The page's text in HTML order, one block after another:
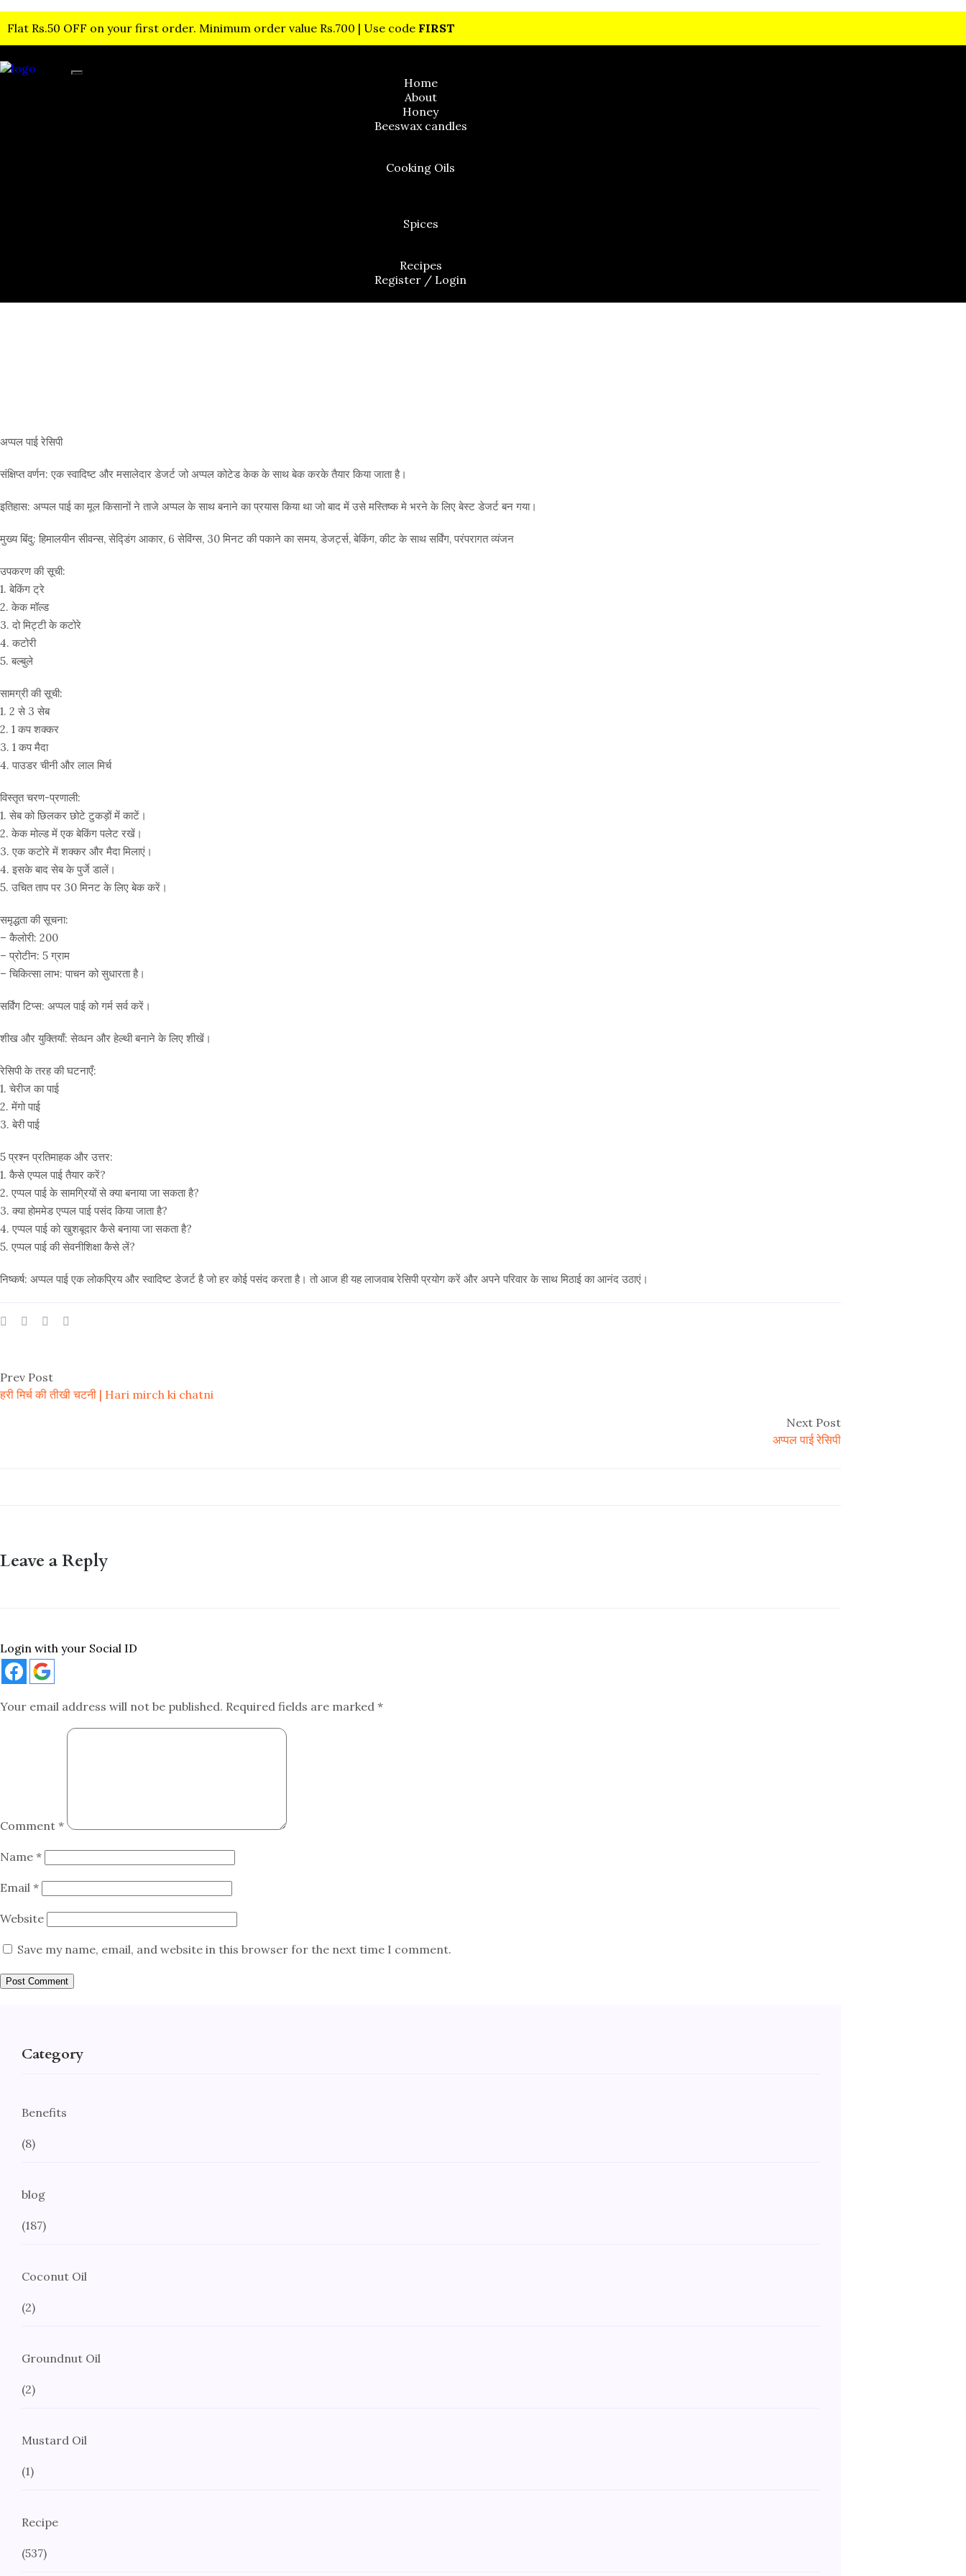
Flat Rs.50 OFF on your first order. Minimum order value Rs.700 | Use code FIRST
Home
About
Honey
Beeswax candles
Cooking Oils
Spices
Recipes
Register / Login
अप्पल पाई रेसिपी
संक्षिप्त वर्णन: एक स्वादिष्ट और मसालेदार डेजर्ट जो अप्पल कोटेड केक के साथ बेक करके तैयार किया जाता है।
इतिहास: अप्पल पाई का मूल किसानों ने ताजे अप्पल के साथ बनाने का प्रयास किया था जो बाद में उसे मस्तिष्क मे भरने के लिए बेस्ट डेजर्ट बन गया।
मुख्य बिंदु: हिमालयीन सीवन्स, सेद्डिंग आकार, 6 सेविंग्स, 30 मिनट की पकाने का समय, डेजर्ट्स, बेकिंग, कीट के साथ सर्विंग, परंपरागत व्यंजन
उपकरण की सूची:
1. बेकिंग ट्रे
2. केक मॉल्ड
3. दो मिट्टी के कटोरे
4. कटोरी
5. बल्बुले
सामग्री की सूची:
1. 2 से 3 सेब
2. 1 कप शक्कर
3. 1 कप मैदा
4. पाउडर चीनी और लाल मिर्च
विस्तृत चरण-प्रणाली:
1. सेब को छिलकर छोटे टुकड़ों में काटें।
2. केक मोल्ड में एक बेकिंग पलेट रखें।
3. एक कटोरे में शक्कर और मैदा मिलाएं।
4. इसके बाद सेब के पुर्जे डालें।
5. उचित ताप पर 30 मिनट के लिए बेक करें।
समृद्धता की सूचना:
– कैलोरी: 200
– प्रोटीन: 5 ग्राम
– चिकित्सा लाभ: पाचन को सुधारता है।
सर्विंग टिप्स: अप्पल पाई को गर्म सर्व करें।
शीख और युक्तियाँ: सेव्धन और हेल्थी बनाने के लिए शीखें।
रेसिपी के तरह की घटनाएँ:
1. चेरीज का पाई
2. मेंगो पाई
3. बेरी पाई
5 प्रश्न प्रतिमाहक और उत्तर:
1. कैसे एप्पल पाई तैयार करें?
2. एप्पल पाई के सामग्रियों से क्या बनाया जा सकता है?
3. क्या होममेड एप्पल पाई पसंद किया जाता है?
4. एप्पल पाई को खुशबूदार कैसे बनाया जा सकता है?
5. एप्पल पाई की सेवनीशिक्षा कैसे लें?
निष्कर्ष: अप्पल पाई एक लोकप्रिय और स्वादिष्ट डेजर्ट है जो हर कोई पसंद करता है। तो आज ही यह लाजवाब रेसिपी प्रयोग करें और अपने परिवार के साथ मिठाई का आनंद उठाएं।
Prev Post
हरी मिर्च की तीखी चटनी | Hari mirch ki chatni
Next Post
अप्पल पाई रेसिपी
Leave a Reply
Login with your Social ID
Your email address will not be published. Required fields are marked *
Comment *
Name *
Email *
Website
Save my name, email, and website in this browser for the next time I comment.
Category
Benefits
(8)
blog
(187)
Coconut Oil
(2)
Groundnut Oil
(2)
Mustard Oil
(1)
Recipe
(537)